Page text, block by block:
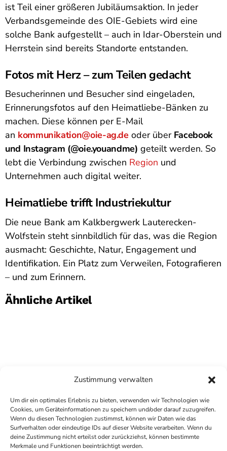
Zustimmung verwalten
Um dir ein optimales Erlebnis zu bieten, verwenden wir Technologien wie
Cookies, um Geräteinformationen zu speichern und/oder darauf zuzugreifen.
Wenn du diesen Technologien zustimmst, können wir Daten wie das
Surfverhalten oder eindeutige IDs auf dieser Website verarbeiten. Wenn du
deine Zustimmung nicht erteilst oder zurückziehst, können bestimmte
Merkmale und Funktionen beeinträchtigt werden.
ist Teil einer größeren Jubiläumsaktion. In jeder
Verbandsgemeinde des OIE-Gebiets wird eine
solche Bank aufgestellt – auch in Idar-Oberstein und
Herrstein sind bereits Standorte entstanden.
Fotos mit Herz – zum Teilen gedacht
Besucherinnen und Besucher sind eingeladen,
Erinnerungsfotos auf den Heimatliebe-Bänken zu
machen. Diese können per E-Mail
an kommunikation@oie-ag.deoder über Facebook
und Instagram (@oie.youandme) geteilt werden. So
lebt die Verbindung zwischen Region und
Unternehmen auch digital weiter.
Heimatliebe trifft Industriekultur
Die neue Bank am Kalkbergwerk Lauterecken-
Wolfstein steht sinnbildlich für das, was die Region
ausmacht: Geschichte, Natur, Engagement und
Identifikation. Ein Platz zum Verweilen, Fotografieren
– und zum Erinnern.
Ähnliche Artikel
COPYRIGHTANTENNE BAD KREUZNACH